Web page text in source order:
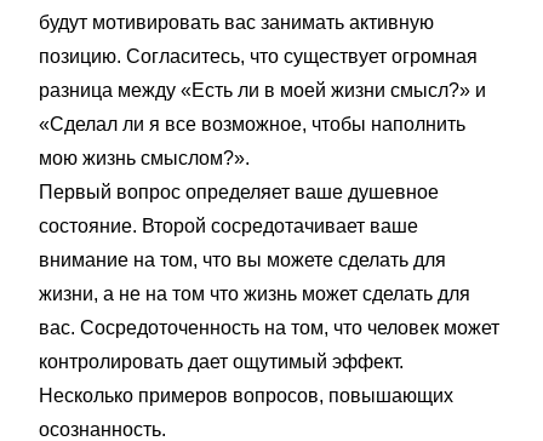
будут мотивировать вас занимать активную
позицию. Согласитесь, что существует огромная
разница между «Есть ли в моей жизни смысл?» и
«Сделал ли я все возможное, чтобы наполнить
мою жизнь смыслом?».
Первый вопрос определяет ваше душевное
состояние. Второй сосредотачивает ваше
внимание на том, что вы можете сделать для
жизни, а не на том что жизнь может сделать для
вас. Сосредоточенность на том, что человек может
контролировать дает ощутимый эффект.
Несколько примеров вопросов, повышающих
осознанность.